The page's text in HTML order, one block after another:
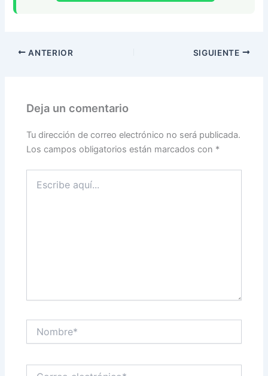
ANTERIOR SIGUIENTE
Deja un comentario
Tu dirección de correo electrónico no será publicada.
Los campos obligatorios están marcados con *
aquí...